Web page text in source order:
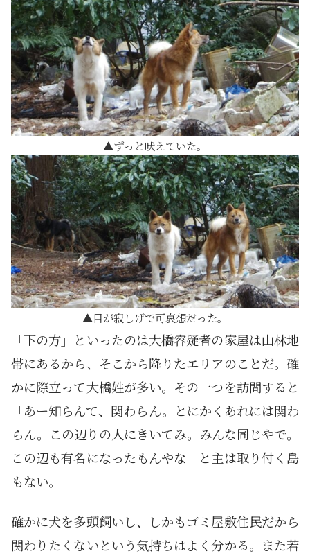
ずっと吠えていた。
目が寂しげで可哀想だった。
「下の方」といったのは大橋容疑者の家屋は山林地
帯にあるから、そこから降りたエリアのことだ。確
かに際立って大橋姓が多い。その一つを訪問すると
「あー知らんて、関わらん。とにかくあれには関わ
らん。この辺りの人にきいてみ。みんな同じやで。
この辺も有名になったもんやな」と主は取り付く島
もない。
確かに犬を多頭飼いし、しかもゴミ屋敷住民だから
関わりたくないという気持ちはよく分かる。また若